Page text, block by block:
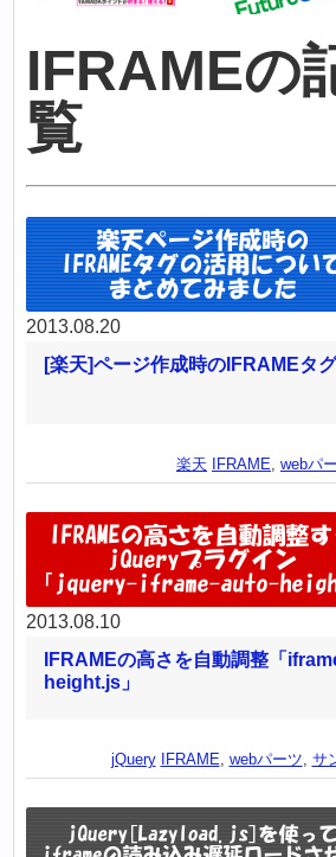
IFRAMEの
覧
2013.08.20
[楽天]ページ作成時のIFRAMEタ
楽天 IFRAME, webパ
2013.08.10
IFRAMEの高さを自動調整「
height.js」
jQuery IFRAME, webパーツ, サ